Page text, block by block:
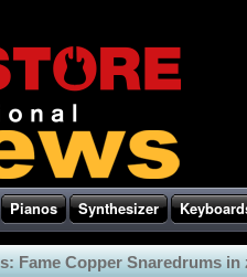
Pianos Synthesizer
Fame Copper Snaredrums